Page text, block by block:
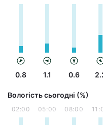
0.8 1.1 0.6
Вологість сьогодні (%)
02:00 05:00 08:00